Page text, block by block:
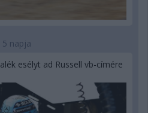
5 napja
esélyt ad Russell vb-címére